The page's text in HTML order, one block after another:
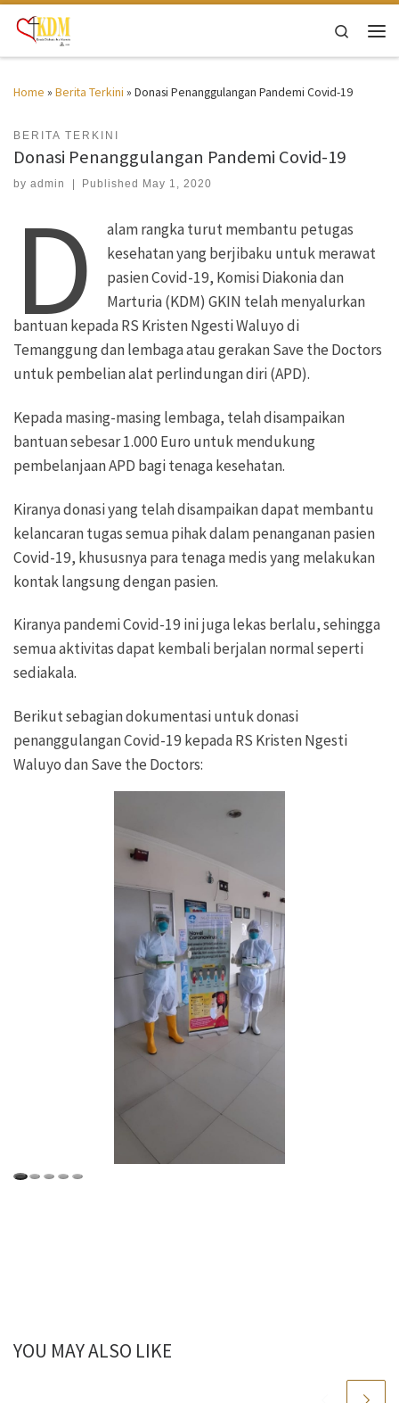
Skip to content
Search
Home » Berita Terkini » Donasi Penanggulangan Pandemi Covid-19
BERITA TERKINI
Donasi Penanggulangan Pandemi Covid-19
by admin Published May 1, 2020
D
alam rangka turut membantu petugas
kesehatan yang berjibaku untuk merawat
pasien Covid-19, Komisi Diakonia dan
Marturia (KDM) GKIN telah menyalurkan
bantuan kepada RS Kristen Ngesti Waluyo di
Temanggung dan lembaga atau gerakan Save the Doctors
untuk pembelian alat perlindungan diri (APD).
Kepada masing-masing lembaga, telah disampaikan
bantuan sebesar 1.000 Euro untuk mendukung
pembelanjaan APD bagi tenaga kesehatan.
Kiranya donasi yang telah disampaikan dapat membantu
kelancaran tugas semua pihak dalam penanganan pasien
Covid-19, khususnya para tenaga medis yang melakukan
kontak langsung dengan pasien.
Kiranya pandemi Covid-19 ini juga lekas berlalu, sehingga
semua aktivitas dapat kembali berjalan normal seperti
sediakala.
Berikut sebagian dokumentasi untuk donasi
penanggulangan Covid-19 kepada RS Kristen Ngesti
Waluyo dan Save the Doctors:
YOU MAY ALSO LIKE